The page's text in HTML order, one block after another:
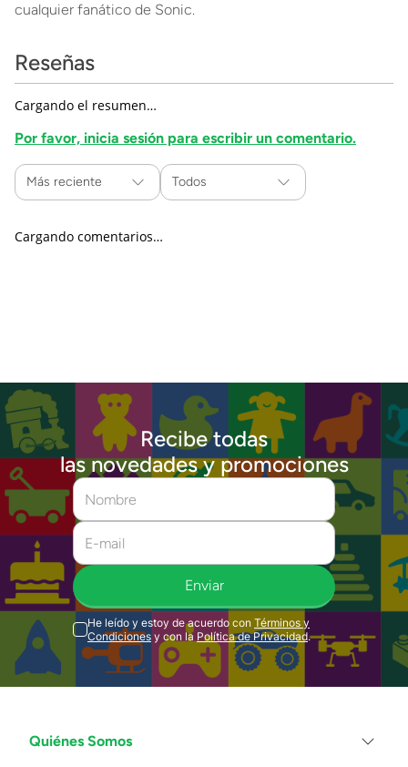
cualquier fanático de Sonic.
Reseñas
Cargando el resumen…
Por favor, inicia sesión para escribir un comentario.
Más reciente Todos
Cargando comentarios…
Recibe todas
las novedades y promociones
Enviar
He leído y estoy de acuerdo con Términos y
Condiciones y con la Política de Privacidad.
Quiénes Somos